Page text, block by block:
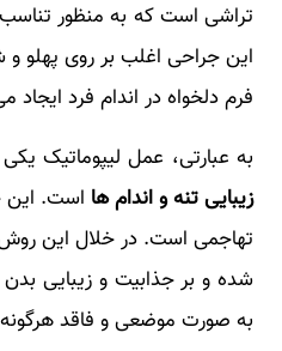
تراشی است که به منظور
این جراحی اغلب بر روی پهلو
فرم دلخواه در اندام فرد ایجاد
به عبارتی، عمل لیپوماتیک یکی
زیبایی تنه و اندام ها است.
تهاجمی است. در خلال این
شده و بر جذابیت و زیبایی
به صورت موضعی و فاقد